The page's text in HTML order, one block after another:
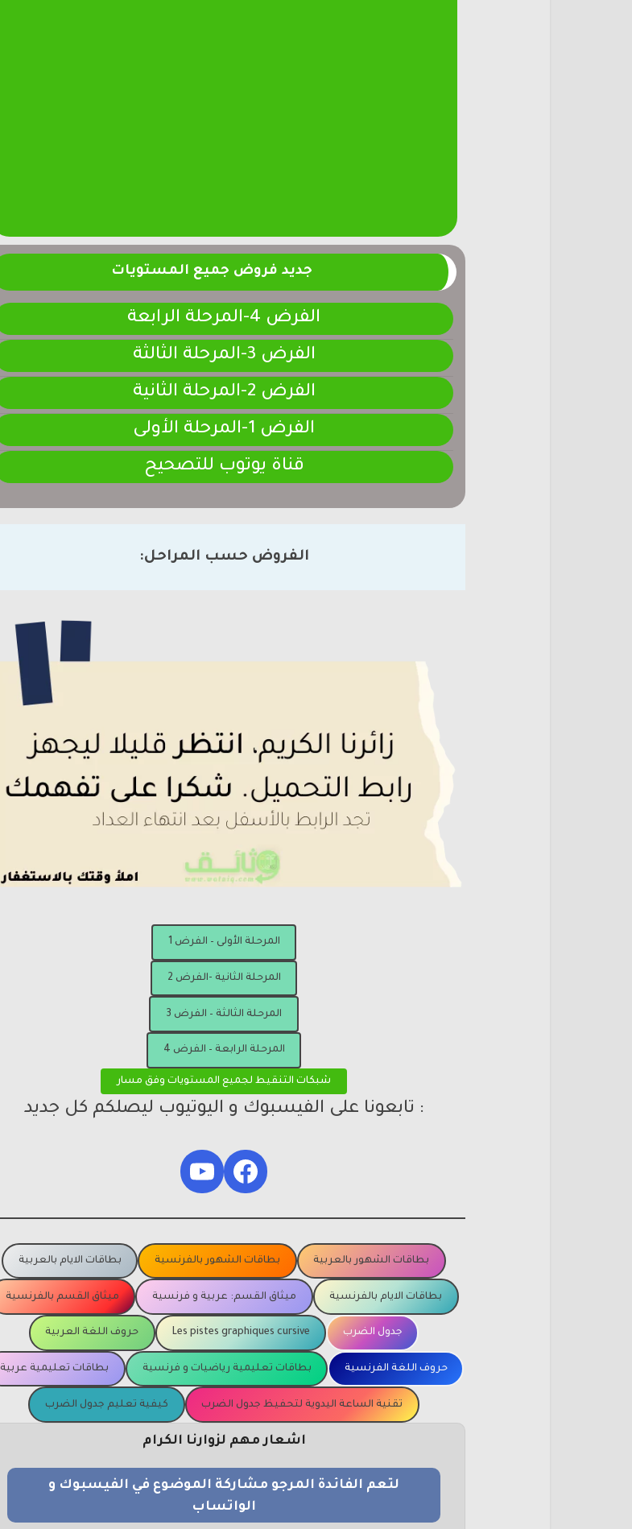
جديد فروض جميع المستويات
الفرض 4-المرحلة الرابعة
الفرض 3-المرحلة الثالثة
الفرض 2-المرحلة الثانية
الفرض 1-المرحلة الأولى
قناة يوتوب للتصحيح
الفروض حسب المراحل:
المرحلة الأولى – الفرض 1
المرحلة الثانية -الفرض 2
المرحلة الثالثة – الفرض 3
المرحلة الرابعة – الفرض 4
شبكات التنقيط لجميع المستويات وفق مسار
: تابعونا على الفيسبوك و اليوتيوب ليصلكم كل جديد
Facebook
YouTube
بطاقات الشهور بالعربية بطاقات الشهور بالفرنسية بطاقات الايام بالعربية
بطاقات الايام بالفرنسية ميثاق القسم: عربية و فرنسية ميثاق القسم بالفرنسية
جدول الضرب Les pistes graphiques cursive حروف اللغة العربية
حروف اللغة الفرنسية بطاقات تعليمية رياضيات و فرنسية بطاقات تعليمية عربية
تقنية الساعة اليدوية لتحفيظ جدول الضرب كيفية تعليم جدول الضرب
اشعار مهم لزوارنا الكرام
لتعم الفائدة المرجو مشاركة الموضوع في الفيسبوك و
الواتساب